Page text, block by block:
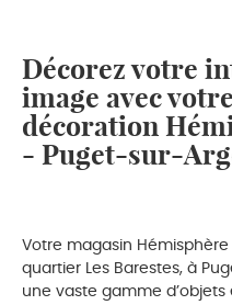
Décorez votre
image avec
décoration
- Puget-sur-
Votre magasin
quartier Les Barestes, à
une vaste gamme